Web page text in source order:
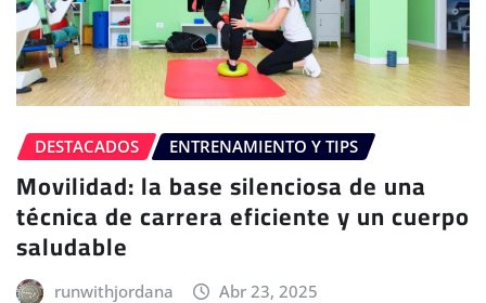
DESTACADOS ENTRENAMIENTO Y TIPS
Movilidad: la base silenciosa de una
técnica de carrera eficiente y un cuerpo
saludable
runwithjordana Abr 23, 2025